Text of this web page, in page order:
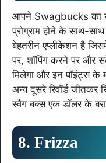
आपने Swagbucks का
प्रोग्राम होने के साथ-
बेहतरीन एप्लीकेशन है
पर, शॉपिंग करने पर और
मिलेगा और इन पॉइंट्स के
अन्य दूसरे रिवॉर्ड
स्वैग बक्स एक डॉलर के
8. Frizza